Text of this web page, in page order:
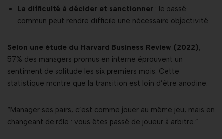
La difficulté à décider et sanctionner : le passé
commun peut rendre difficile une nécessaire objectivité.
Selon une étude du Harvard Business Review (2022),
57% des managers promus en interne éprouvent un
sentiment de solitude les six premiers mois. Cette
statistique montre que la transition est loin d’être anodine.
“Manager ses pairs, c’est comme jouer au même jeu, mais en
changeant de rôle : vous êtes passé de joueur à arbitre.”